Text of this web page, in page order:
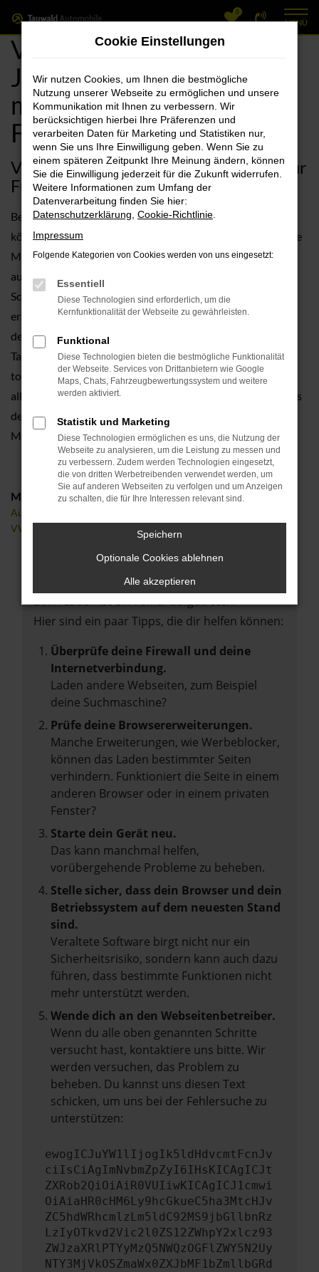
Zum
Hauptinhalt
springen
0
MENÜ
VW Fürth, VW Polo
Jahreswagen Angebote
mit Lieferservice nach
Fürth
VW Polo Jahreswagen – unsere Idee für
Fürth
Beim nächsten Mal einen VW Polo Jahreswagen? Dann
können wir Sie nur zu Ihrer Wahl beglückwünschen. Für Ihre
Mobilität in Fürth eignet sich dieses Fahrzeug ganz
ausgezeichnet und ist als Jahreswagen auch ein echtes
Schnäppchen. Der Vorteil liegt in der Kombination aus
erstklassigem Zustand, nah an dem eines Neuwagens und
dem Preis eines Gebrauchten. Sie greifen nicht tief in die
Tasche und fahren mit einem rundum langlebigen und
topausgestatteten Modell durch Fürth und Umgebung. In
aller Regel stammt ein VW Polo Jahreswagen auch noch aus
der aktuellen Modellgeneration, weshalb Sie sich auf jede
Menge Extras und Assistenten freuen dürfen.
Marken
Audi
VW
Fehler: Network Error
Beim Laden ist ein Fehler aufgetreten.
Hier sind ein paar Tipps, die dir helfen können:
Überprüfe deine Firewall und deine
Internetverbindung.
Laden andere Webseiten, zum Beispiel
deine Suchmaschine?
Prüfe deine Browsererweiterungen.
Manche Erweiterungen, wie Werbeblocker,
können das Laden bestimmter Seiten
verhindern. Funktioniert die Seite in einem
anderen Browser oder in einem privaten
Fenster?
Starte dein Gerät neu.
Das kann manchmal helfen,
vorübergehende Probleme zu beheben.
Stelle sicher, dass dein Browser und dein
Betriebssystem auf dem neuesten Stand
sind.
Veraltete Software birgt nicht nur ein
Sicherheitsrisiko, sondern kann auch dazu
führen, dass bestimmte Funktionen nicht
mehr unterstützt werden.
Wende dich an den Webseitenbetreiber.
Wenn du alle oben genannten Schritte
versucht hast, kontaktiere uns bitte. Wir
werden versuchen, das Problem zu
beheben. Du kannst uns diesen Text
schicken, um uns bei der Fehlersuche zu
unterstützen:
ewogICJuYW1lIjogIk5ldHdvcmtFcnJv
ciIsCiAgImNvbmZpZyI6IHsKICAgICJt
ZXRob2QiOiAiR0VUIiwKICAgICJ1cmwi
OiAiaHR0cHM6Ly9hcGkueC5ha3MtcHJv
ZC5hdWRhcmlzLm5ldC92MS9jbGllbnRz
LzIyOTkvd2Vic2l0ZS12ZWhpY2xlcz93
ZWJzaXRlPTYyMzQ5NWQzOGFlZWY5N2Uy
NTY3MjVkOSZmaWx0ZXJbMF1bZmllbGRd
Cookie Einstellungen
Wir nutzen Cookies, um Ihnen die bestmögliche
Nutzung unserer Webseite zu ermöglichen und unsere
Kommunikation mit Ihnen zu verbessern. Wir
berücksichtigen hierbei Ihre Präferenzen und
verarbeiten Daten für Marketing und Statistiken nur,
wenn Sie uns Ihre Einwilligung geben. Wenn Sie zu
einem späteren Zeitpunkt Ihre Meinung ändern, können
Sie die Einwilligung jederzeit für die Zukunft widerrufen.
Weitere Informationen zum Umfang der
Datenverarbeitung finden Sie hier:
Datenschutzerklärung Cookie-Richtlinie
Impressum
Folgende Kategorien von Cookies werden von uns eingesetzt:
Essentiell
Diese Technologien sind erforderlich, um die
Kernfunktionalität der Webseite zu gewährleisten.
Funktional
Diese Technologien bieten die bestmögliche Funktionalität
der Webseite. Services von Drittanbietern wie Google
Maps, Chats, Fahrzeugbewertungssystem und weitere
werden aktiviert.
Statistik und Marketing
Diese Technologien ermöglichen es uns, die Nutzung der
Webseite zu analysieren, um die Leistung zu messen und
zu verbessern. Zudem werden Technologien eingesetzt,
die von dritten Werbetreibenden verwendet werden, um
Sie auf anderen Webseiten zu verfolgen und um Anzeigen
zu schalten, die für Ihre Interessen relevant sind.
Speichern
Optionale Cookies ablehnen
Alle akzeptieren